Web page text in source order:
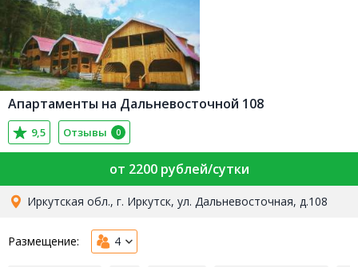
Апартаменты на Дальневосточной 108
9,5 Отзывы 0
от 2200 рублей/сутки
Иркутская обл., г. Иркутск, ул. Дальневосточная, д.108
Размещение: 4